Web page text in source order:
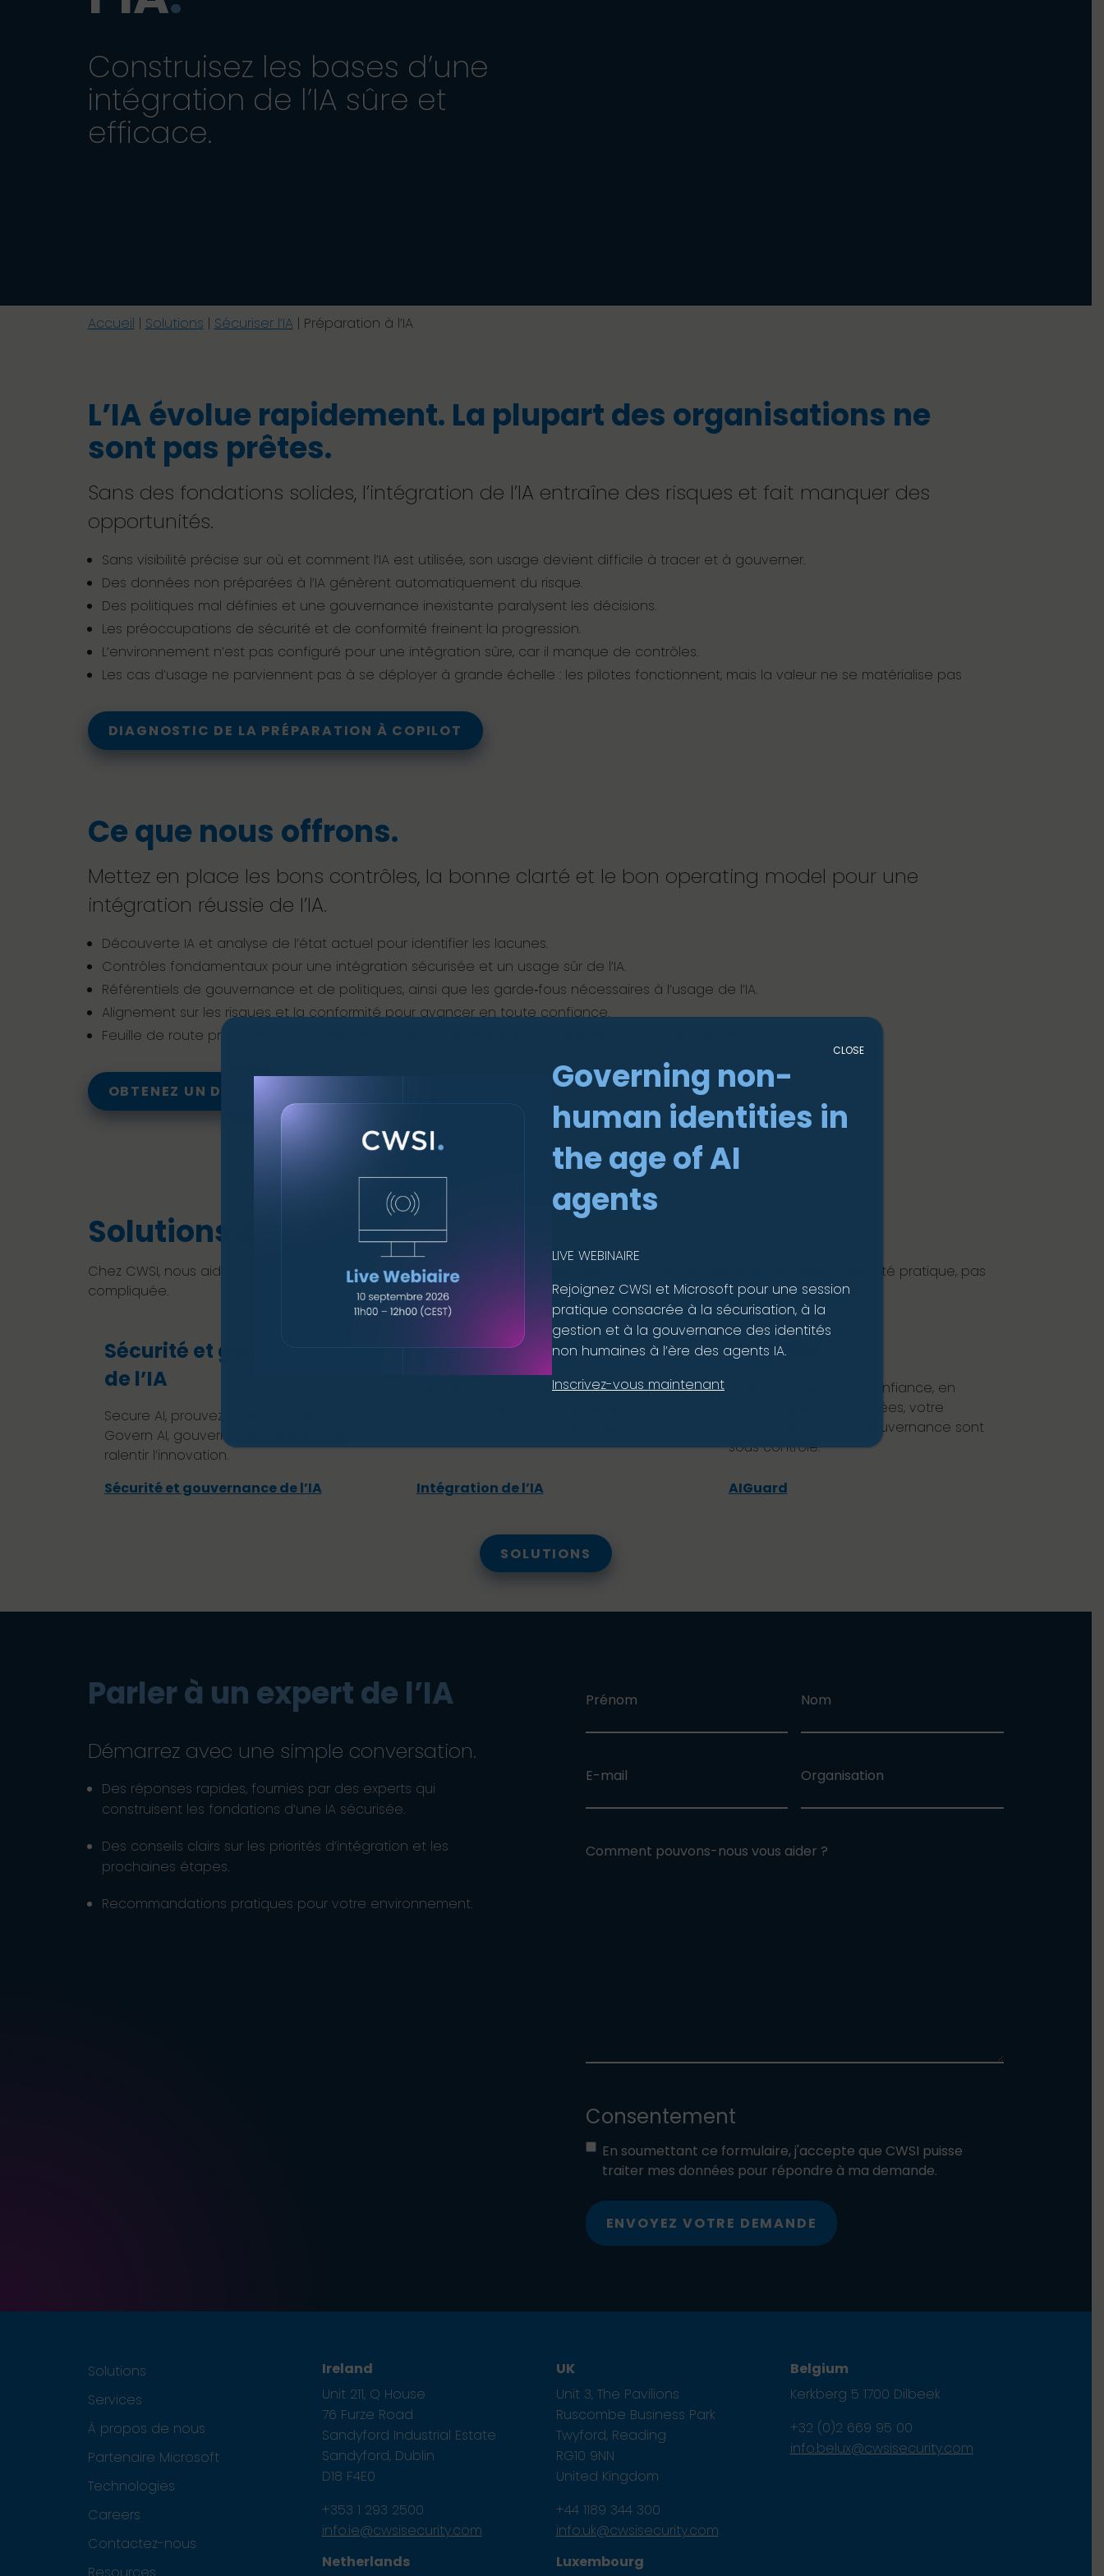
Construisez les bases d’une
intégration de l’IA sûre et
efficace.
Accueil | Solutions | Sécuriser l’IA| Préparation à l’IA
L’IA évolue rapidement. La plupart des organisations ne
sont pas prêtes.
Sans des fondations solides, l’intégration de l’IA entraîne des risques et fait manquer des
opportunités.
Sans visibilité précise sur où et comment l’IA est utilisée, son usage devient difficile à tracer et à gouverner.
Des données non préparées à l’IA génèrent automatiquement du risque.
Des politiques mal définies et une gouvernance inexistante paralysent les décisions.
Les préoccupations de sécurité et de conformité freinent la progression.
L’environnement n’est pas configuré pour une intégration sûre, car il manque de contrôles.
Les cas d’usage ne parviennent pas à se déployer à grande échelle : les pilotes fonctionnent, mais la valeur ne se matérialise pas
DIAGNOSTIC DE LA PRÉPARATION À COPILOT
Ce que nous offrons.
Mettez en place les bons contrôles, la bonne clarté et le bon operating model pour une
intégration réussie de l’IA.
Découverte IA et analyse de l’état actuel pour identifier les lacunes.
Contrôles fondamentaux pour une intégration sécurisée et un usage sûr de l’IA.
Référentiels de gouvernance et de politiques, ainsi que les garde‑fous nécessaires à l’usage de l’IA.
Alignement sur les risques et la conformité pour avancer en toute confiance.
Feuille de route pratique pour passer des pilotes à une intégration répétable et maîtrisée de l’IA.
OBTENEZ UN DEVIS
Solutions associées
Chez CWSI, nous aidons les organisations à adopter les nouvelles technologies en toute confiance, en rendant la sécurité pratique, pas
compliquée.
Sécurité et gouvernance
de l’IA
Secure AI, prouvez votre maîtrise.
Govern AI, gouvernez les usages sans
ralentir l’innovation.
Sécurité et gouvernance de l’IA
Intégration de l’IA
Déployez l’IA en toute sécurité et
Intégration de l’IA
AI Guard
Intégrer l’IA en toute confiance, en
sachant que vos données, votre
conformité et votre gouvernance sont
sous contrôle.
AIGuard
SOLUTIONS
Parler à un expert de l’IA
Démarrez avec une simple conversation.
Des réponses rapides, fournies par des experts qui
construisent les fondations d’une IA sécurisée.
Des conseils clairs sur les priorités d’intégration et les
prochaines étapes.
Recommandations pratiques pour votre environnement.
Prénom Nom
E-mail Organisation
Comment pouvons-nous vous aider ?
Consentement
En soumettant ce formulaire, j'accepte que CWSI puisse
traiter mes données pour répondre à ma demande.
ENVOYEZ VOTRE DEMANDE
Solutions
Services
À propos de nous
Partenaire Microsoft
Technologies
Careers
Contactez-nous
Ireland
Unit 211, Q House
76 Furze Road
Sandyford Industrial Estate
Sandyford, Dublin
D18 F4E0
+353 1 293 2500
info.ie@cwsisecurity.com
Netherlands
UK
Unit 3, The Pavilions
Ruscombe Business Park
Twyford, Reading
RG10 9NN
United Kingdom
+44 1189 344 300
info.uk@cwsisecurity.com
Luxembourg
Belgium
Kerkberg 5 1700 Dilbeek
+32 (0)2 669 95 00
info.belux@cwsisecurity.com
Governing non-
human identities in
the age of AI
agents
LIVE WEBINAIRE
Rejoignez CWSI et Microsoft pour une session
pratique consacrée à la sécurisation, à la
gestion et à la gouvernance des identités
non humaines à l’ère des agents IA.
Inscrivez-vous maintenant
CLOSE